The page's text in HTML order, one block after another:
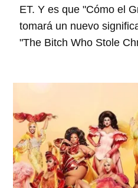
ET. Y es que "Cómo el
tomará un nuevo
"The Bitch Who Stole